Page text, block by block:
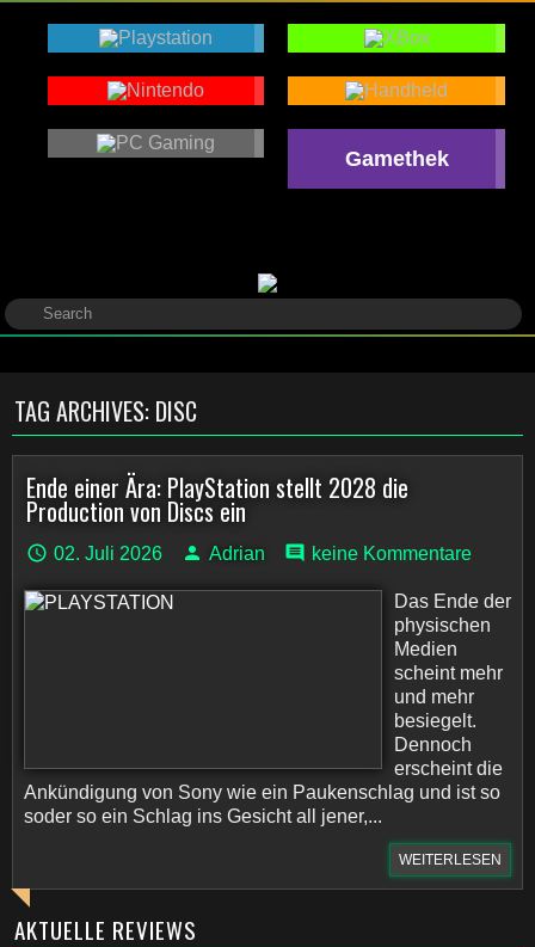
Gamethek
TAG ARCHIVES: DISC
Ende einer Ära: PlayStation stellt 2028 die
Production von Discs ein
02. Juli 2026 Adrian keine Kommentare
Das Ende der
physischen
Medien
scheint mehr
und mehr
besiegelt.
Dennoch
erscheint die
Ankündigung von Sony wie ein Paukenschlag und ist so
soder so ein Schlag ins Gesicht all jener,...
WEITERLESEN
AKTUELLE REVIEWS